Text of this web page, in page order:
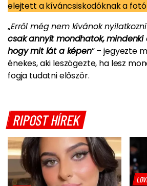
elejtett a kíváncsiskodóknak a
„Erről még nem kívánok
csak annyit mondhatok,
hogy mit lát a képen” – jegyezte
énekes, aki leszögezte, ha lesz
fogja tudatni először.
RIPOST HÍREK